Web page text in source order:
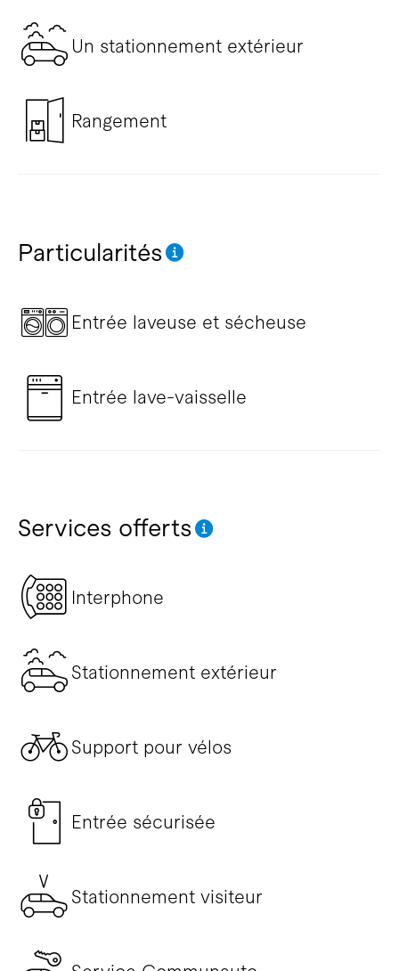
Un stationnement extérieur
Rangement
Particularités
Entrée laveuse et sécheuse
Entrée lave-vaisselle
Services offerts
Interphone
Stationnement extérieur
Support pour vélos
Entrée sécurisée
Stationnement visiteur